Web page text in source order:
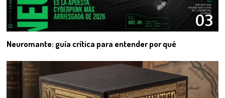
03
Neuromante: guía crítica para entender por qué